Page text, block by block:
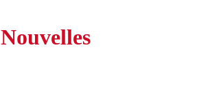
Nouvelles